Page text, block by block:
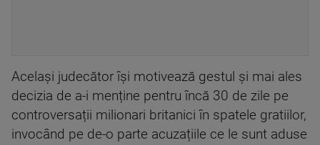
Același judecător își motivează gestul și mai ales
decizia de a-i menține pentru încă 30 de zile pe
controversații milionari britanici în spatele gratiilor,
invocând pe de-o parte acuzațiile ce le sunt aduse